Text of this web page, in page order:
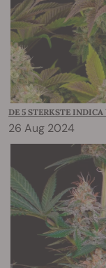
DE 5 STERKSTE
26 Aug 2024